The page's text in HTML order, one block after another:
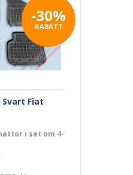
-30%
RABATT
Fiat
i set om 4-